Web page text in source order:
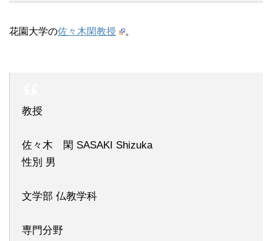
花園大学の佐々木閑教授 。
教授
佐々木 閑 SASAKI Shizuka
性別 男
文学部 仏教学科
専門分野